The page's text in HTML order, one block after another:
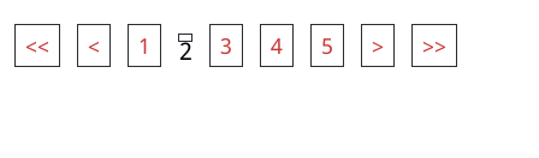
<< < 1 2 3 4 5 > >>